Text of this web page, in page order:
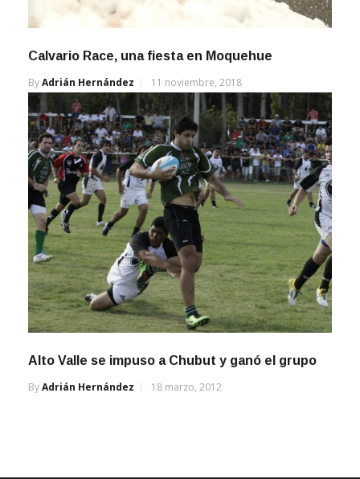
Calvario Race, una fiesta en Moquehue
ByAdrián Hernández 11 noviembre, 2018
Alto Valle se impuso a Chubut y ganó el grupo
ByAdrián Hernández 18 marzo, 2012